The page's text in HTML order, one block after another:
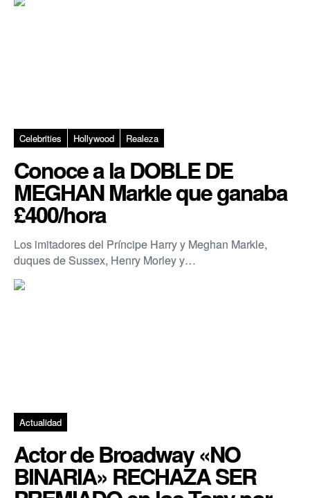
Celebrities Hollywood Realeza
Conoce a la DOBLE DE
MEGHAN Markle que ganaba
£400/hora
Los imitadores del Príncipe Harry y Meghan Markle,
duques de Sussex, Henry Morley y…
Actualidad
Actor de Broadway «NO
BINARIA» RECHAZA SER